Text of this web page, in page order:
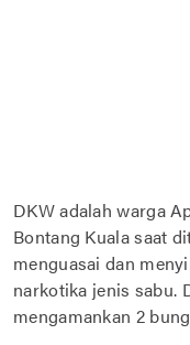
DKW adalah warga
Bontang Kuala saat
menguasai dan
narkotika jenis sabu.
mengamankan 2